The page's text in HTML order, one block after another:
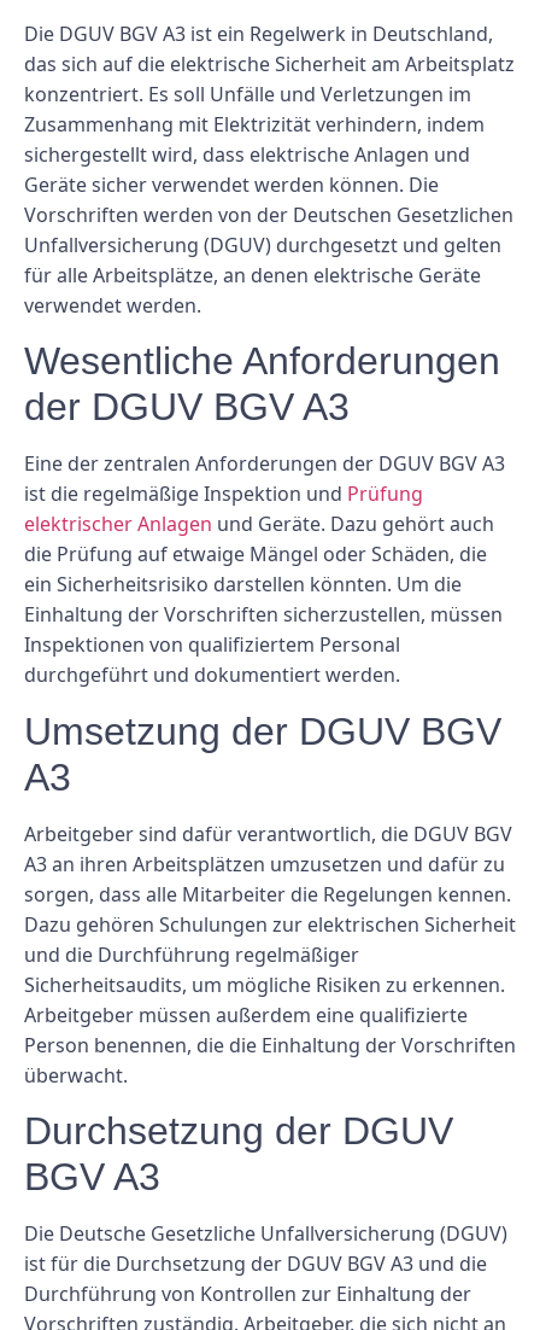
Die DGUV BGV A3 ist ein Regelwerk in Deutschland,
das sich auf die elektrische Sicherheit am Arbeitsplatz
konzentriert. Es soll Unfälle und Verletzungen im
Zusammenhang mit Elektrizität verhindern, indem
sichergestellt wird, dass elektrische Anlagen und
Geräte sicher verwendet werden können. Die
Vorschriften werden von der Deutschen Gesetzlichen
Unfallversicherung (DGUV) durchgesetzt und gelten
für alle Arbeitsplätze, an denen elektrische Geräte
verwendet werden.
Wesentliche Anforderungen
der DGUV BGV A3
Eine der zentralen Anforderungen der DGUV BGV A3
ist die regelmäßige Inspektion und Prüfung
elektrischer Anlagen und Geräte. Dazu gehört auch
die Prüfung auf etwaige Mängel oder Schäden, die
ein Sicherheitsrisiko darstellen könnten. Um die
Einhaltung der Vorschriften sicherzustellen, müssen
Inspektionen von qualifiziertem Personal
durchgeführt und dokumentiert werden.
Umsetzung der DGUV BGV
A3
Arbeitgeber sind dafür verantwortlich, die DGUV BGV
A3 an ihren Arbeitsplätzen umzusetzen und dafür zu
sorgen, dass alle Mitarbeiter die Regelungen kennen.
Dazu gehören Schulungen zur elektrischen Sicherheit
und die Durchführung regelmäßiger
Sicherheitsaudits, um mögliche Risiken zu erkennen.
Arbeitgeber müssen außerdem eine qualifizierte
Person benennen, die die Einhaltung der Vorschriften
überwacht.
Durchsetzung der DGUV
BGV A3
Die Deutsche Gesetzliche Unfallversicherung (DGUV)
ist für die Durchsetzung der DGUV BGV A3 und die
Durchführung von Kontrollen zur Einhaltung der
Vorschriften zuständig. Arbeitgeber, die sich nicht an